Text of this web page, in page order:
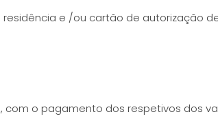
e /ou cartão de autorização
o pagamento dos respetivos dos